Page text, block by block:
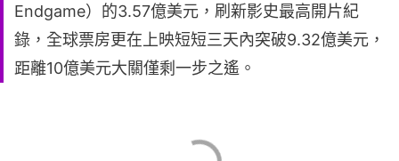
Endgame）的3.57億美元，刷新影史最高開片紀
錄，全球票房更在上映短短三天內突破9.32億美元，
距離10億美元大關僅剩一步之遙。